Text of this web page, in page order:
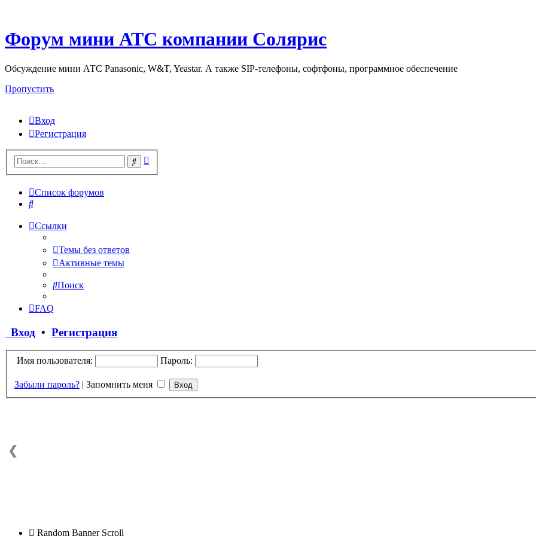
Форум мини АТС компании Солярис
Обсуждение мини АТС Panasonic, W&T, Yeastar. А также SIP-телефоны, софтфоны, программное обеспечение
Пропустить
Вход
Регистрация
Поиск
Список форумов
Поиск
Ссылки
Темы без ответов
Активные темы
Поиск
FAQ
Вход • Регистрация
Имя пользователя: Пароль:
Забыли пароль? | Запомнить меня
❮
Random Banner Scroll